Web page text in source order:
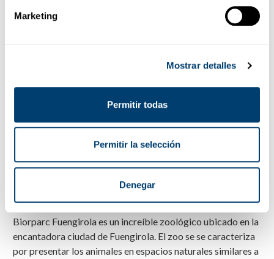
Marketing
Mostrar detalles
Permitir todas
Permitir la selección
Denegar
Bioparc Fuengirola
Tabla de contenidos
Los animales más populares de Bioparc
Boletos para Bioparc Fuengirola
Cómo llegar a Bioparc Fuengirola
Biorparc Fuengirola es un increíble zoológico ubicado en la
encantadora ciudad de Fuengirola. El zoo se se caracteriza
por presentar los animales en espacios naturales similares a